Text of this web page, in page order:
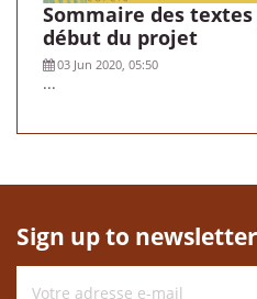
Sommaire des
début du projet
03 Jun 2020, 05:50
...
Sign up to newsletter